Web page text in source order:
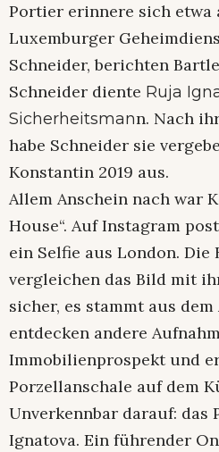
Portier erinnere sich etwa
Luxemburger
Schneider, berichten
Schneider diente Ruja
Sicherheitsmann. Nach
habe Schneider sie
Konstantin 2019 aus.
Allem Anschein nach war
House“. Auf Instagram
ein Selfie aus London. Die
vergleichen das Bild mit
sicher, es stammt aus
entdecken andere
Immobilienprospekt und
Porzellanschale auf dem
Unverkennbar darauf: das
Ignatova. Ein führender